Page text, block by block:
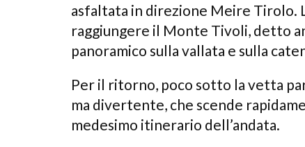
asfaltata in direzione Meire Tirolo.
raggiungere il Monte Tivoli, detto
panoramico sulla vallata e sulla
Per il ritorno, poco sotto la vetta
ma divertente, che scende
medesimo itinerario dell’andata.